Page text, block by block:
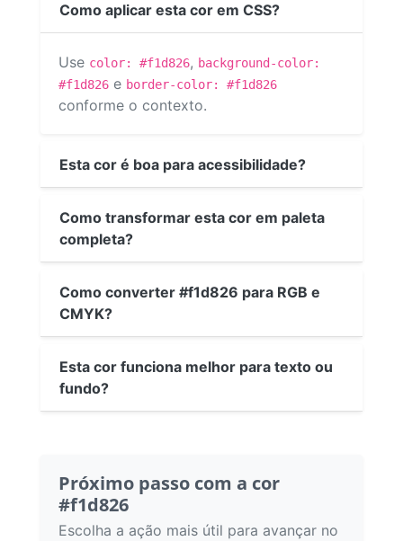
Como aplicar esta cor em CSS?
Use color: #f1d826, background-color:
#f1d826 e border-color: #f1d826
conforme o contexto.
Esta cor é boa para acessibilidade?
Como transformar esta cor em paleta
completa?
Como converter #f1d826 para RGB e
CMYK?
Esta cor funciona melhor para texto ou
fundo?
Próximo passo com a cor
#f1d826
Escolha a ação mais útil para avançar no